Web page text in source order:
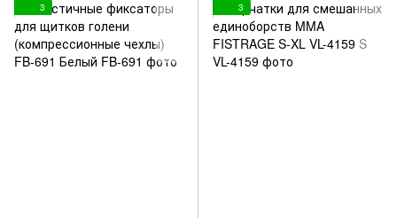
3 3